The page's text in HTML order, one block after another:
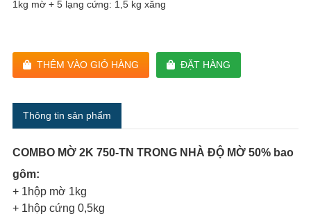
1kg mờ + 5 lạng cứng: 1,5 kg xăng
THÊM VÀO GIỎ HÀNG ĐẶT HÀNG
Thông tin sản phẩm
COMBO MỜ 2K 750-TN TRONG NHÀ ĐỘ MỜ 50% bao
gôm:
+ 1hộp mờ 1kg
+ 1hộp cứng 0,5kg